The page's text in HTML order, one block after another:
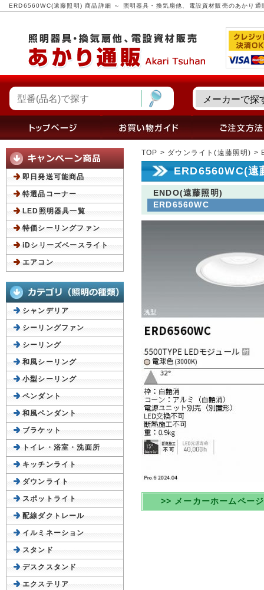
ERD6560WC(遠藤照明) 商品詳細 ～ 照明器具・換気扇他、電設資材販売のあかり通
TOP > ダウンライト(遠藤照明) >
ERD6560WC(遠
ENDO(遠藤照明)
ERD6560WC
>> メーカーホームペー
即日発送可能商品
特選品コーナー
LED照明器具一覧
特価シーリングファン
iDシリーズベースライト
エアコン
シャンデリア
シーリングファン
シーリング
和風シーリング
小型シーリング
ペンダント
和風ペンダント
ブラケット
トイレ・浴室・洗面所
キッチンライト
ダウンライト
スポットライト
配線ダクトレール
イルミネーション
スタンド
デスクスタンド
エクステリア